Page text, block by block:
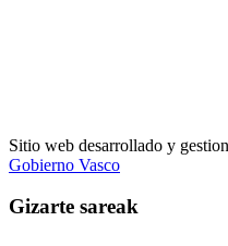
Sitio web desarrollado y
Gobierno Vasco
Gizarte sareak